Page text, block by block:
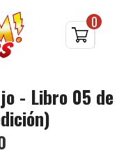
0
- Libro 05 de